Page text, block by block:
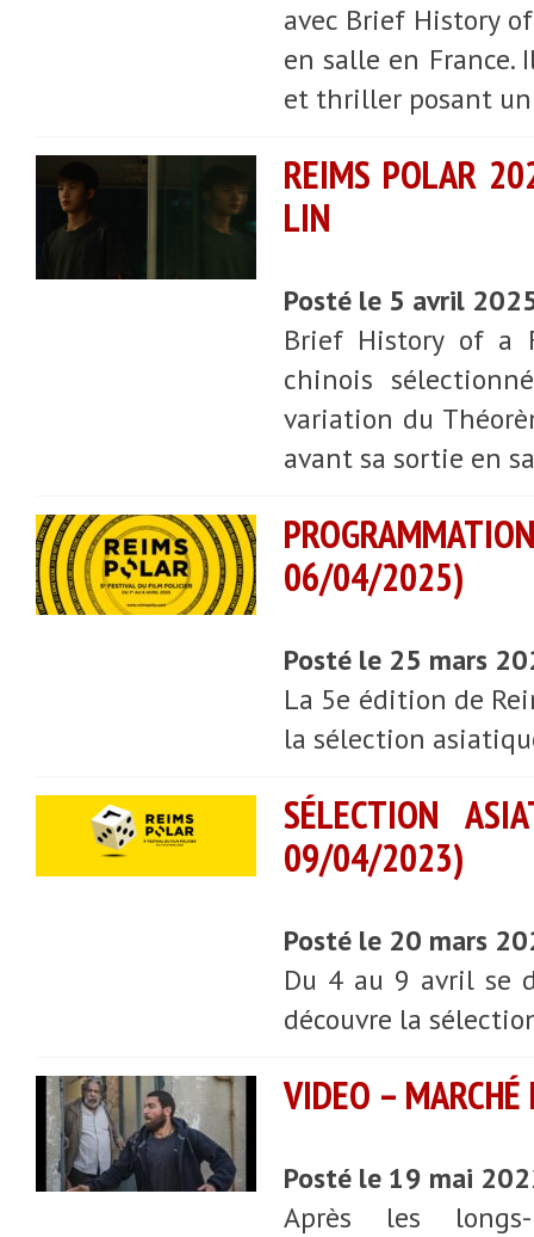
avec Brief History
en salle en France.
et thriller posant un
REIMS POLAR
LIN
Posté le 5 avril
Brief History of a
chinois
variation du
avant sa sortie en
06/04/2025)
Posté le 25 mars
La 5e édition de
la sélection
SÉLECTION
09/04/2023)
Posté le 20 mars
Du 4 au 9 avril se
découvre la
VIDEO – MARCHÉ
Posté le 19 mai
Après les